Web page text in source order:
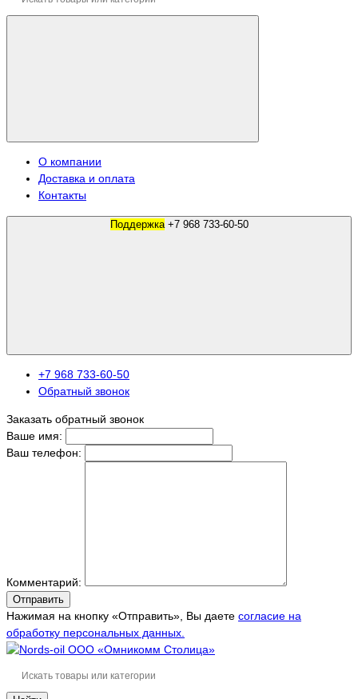
О компании
Доставка и оплата
Контакты
Поддержка +7 968 733-60-50
+7 968 733-60-50
Обратный звонок
Заказать обратный звонок
Ваше имя:
Ваш телефон:
Комментарий:
Отправить
Нажимая на кнопку «Отправить», Вы даете согласие на
обработку персональных данных.